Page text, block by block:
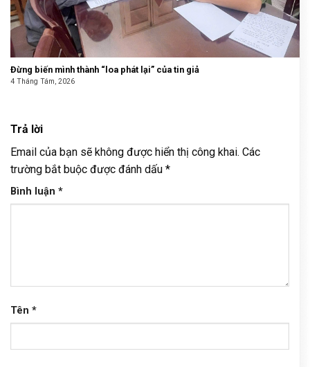
Đừng biến mình thành “loa phát lại” của tin giả
4 Tháng Tám, 2026
Trả lời
Email của bạn sẽ không được hiển thị công khai. Các
trường bắt buộc được đánh dấu *
Bình luận *
Tên *